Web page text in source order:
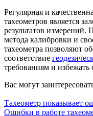
Регулярная и
тахеометров является
результатов
метода калибровки и
тахеометра позволяют
соответствие
требованиям и
Вас могут
Тахеометр показывает
Ошибки в работе